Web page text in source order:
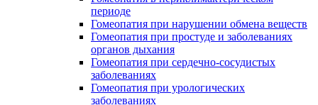
периоде
Гомеопатия при нарушении обмена веществ
Гомеопатия при простуде и заболеваниях
органов дыхания
Гомеопатия при сердечно-сосудистых
заболеваниях
Гомеопатия при урологических
заболеваниях